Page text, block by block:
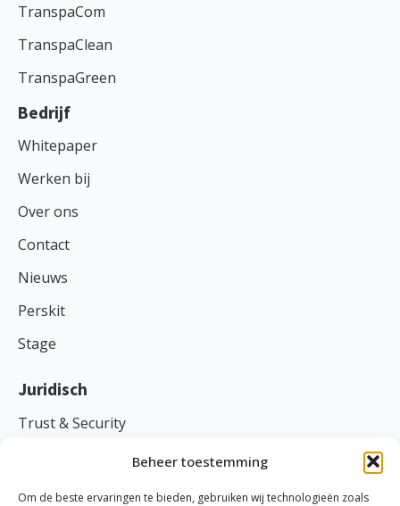
Beheer toestemming
Om de beste ervaringen te bieden, gebruiken wij technologieën zoals
TranspaCom
TranspaClean
TranspaGreen
Bedrijf
Whitepaper
Werken bij
Over ons
Contact
Nieuws
Perskit
Stage
Juridisch
Trust & Security
Privacy